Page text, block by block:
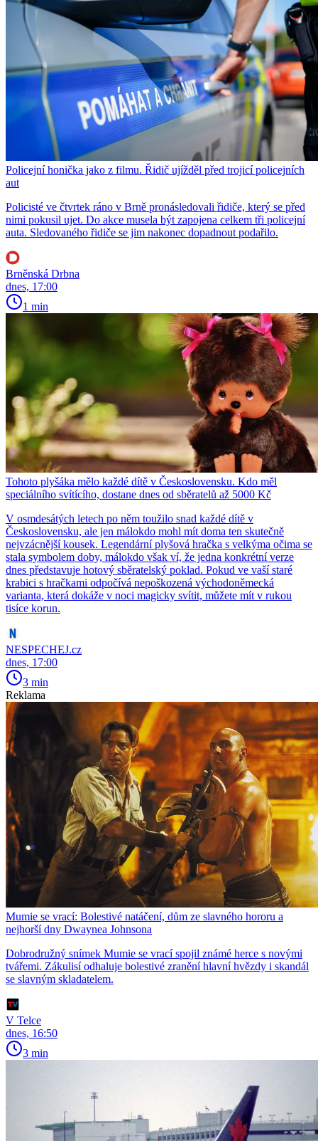
Policejní honička jako z filmu. Řidič ujížděl před trojicí policejních
aut
Policisté ve čtvrtek ráno v Brně pronásledovali řidiče, který se před
nimi pokusil ujet. Do akce musela být zapojena celkem tři policejní
auta. Sledovaného řidiče se jim nakonec dopadnout podařilo.
Brněnská Drbna
dnes, 17:00
1 min
Tohoto plyšáka mělo každé dítě v Československu. Kdo měl
speciálního svítícího, dostane dnes od sběratelů až 5000 Kč
V osmdesátých letech po něm toužilo snad každé dítě v
Československu, ale jen málokdo mohl mít doma ten skutečně
nejvzácnější kousek. Legendární plyšová hračka s velkýma očima se
stala symbolem doby, málokdo však ví, že jedna konkrétní verze
dnes představuje hotový sběratelský poklad. Pokud ve vaší staré
krabici s hračkami odpočívá nepoškozená východoněmecká
varianta, která dokáže v noci magicky svítit, můžete mít v rukou
tisíce korun.
NESPECHEJ.cz
dnes, 17:00
3 min
Reklama
Mumie se vrací: Bolestivé natáčení, dům ze slavného hororu a
nejhorší dny Dwaynea Johnsona
Dobrodružný snímek Mumie se vrací spojil známé herce s novými
tvářemi. Zákulisí odhaluje bolestivé zranění hlavní hvězdy i skandál
se slavným skladatelem.
V Telce
dnes, 16:50
3 min